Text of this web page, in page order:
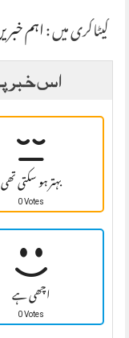
کیٹاگری میں :اہم
اس خبر
بہتر ہو سکتی تھی
0 Votes
اچھی ہے
0 Votes